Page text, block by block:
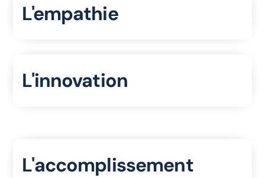
L'empathie
L'innovation
L'accomplissement